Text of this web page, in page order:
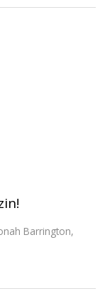
Barrington,